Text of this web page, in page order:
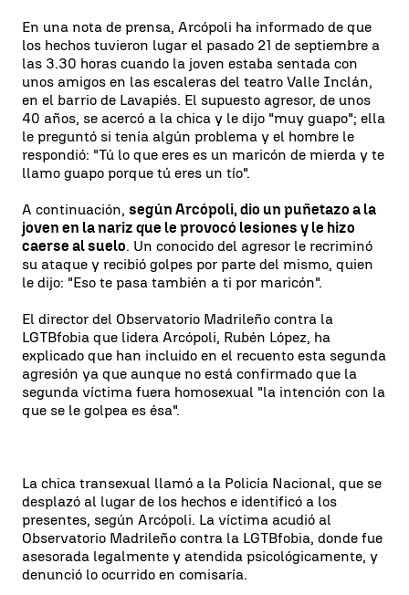
En una nota de prensa, Arcópoli ha informado de que
los hechos tuvieron lugar el pasado 21 de septiembre a
las 3.30 horas cuando la joven estaba sentada con
unos amigos en las escaleras del teatro Valle Inclán,
en el barrio de Lavapiés. El supuesto agresor, de unos
40 años, se acercó a la chica y le dijo "muy guapo"; ella
le preguntó si tenía algún problema y el hombre le
respondió: "Tú lo que eres es un maricón de mierda y te
llamo guapo porque tú eres un tío".
A continuación, según Arcópoli, dio un puñetazo a la
joven en la nariz que le provocó lesiones y le hizo
caerse al suelo. Un conocido del agresor le recriminó
su ataque y recibió golpes por parte del mismo, quien
le dijo: "Eso te pasa también a ti por maricón".
El director del Observatorio Madrileño contra la
LGTBfobia que lidera Arcópoli, Rubén López, ha
explicado que han incluido en el recuento esta segunda
agresión ya que aunque no está confirmado que la
segunda víctima fuera homosexual "la intención con la
que se le golpea es ésa".
La chica transexual llamó a la Policía Nacional, que se
desplazó al lugar de los hechos e identificó a los
presentes, según Arcópoli. La víctima acudió al
Observatorio Madrileño contra la LGTBfobia, donde fue
asesorada legalmente y atendida psicológicamente, y
denunció lo ocurrido en comisaría.